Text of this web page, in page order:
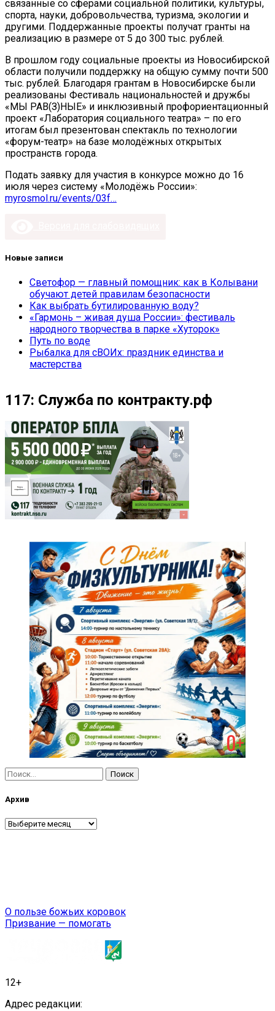
связанные со сферами социальной политики, культуры,
спорта, науки, добровольчества, туризма, экологии и
другими. Поддержанные проекты получат гранты на
реализацию в размере от 5 до 300 тыс. рублей.
В прошлом году социальные проекты из Новосибирской
области получили поддержку на общую сумму почти 500
тыс. рублей. Благодаря грантам в Новосибирске были
реализованы Фестиваль национальностей и дружбы
«МЫ РАВ(З)НЫЕ» и инклюзивный профориентационный
проект «Лаборатория социального театра» – по его
итогам был презентован спектакль по технологии
«форум-театр» на базе молодёжных открытых
пространств города.
Подать заявку для участия в конкурсе можно до 16
июля через систему «Молодёжь России»:
myrosmol.ru/events/03f…
Новые записи
Светофор — главный помощник: как в Колывани
обучают детей правилам безопасности
Как выбрать бутилированную воду?
«Гармонь – живая душа России»: фестиваль
народного творчества в парке «Хуторок»
Путь по воде
Рыбалка для сВОИх: праздник единства и
мастерства
117: Служба по контракту.рф
Найти:
Архив
Архив
Навигация
по
О пользе божьих коровок
Призвание — помогать
12+
Адрес редакции: